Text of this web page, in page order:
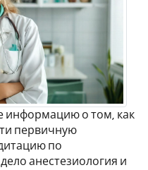
информацию о том, как
первичную
по
анестезиология и